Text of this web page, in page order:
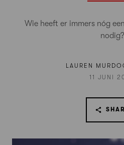
Wie heeft er immers nóg
nodig?
LAUREN
11 JUNI